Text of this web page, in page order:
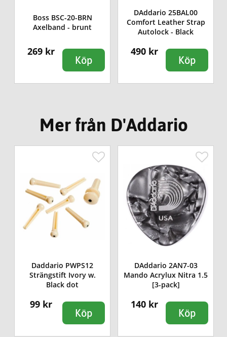
Boss BSC-20-BRN
Axelband - brunt
269 kr
Köp
DAddario 25BAL00
Comfort Leather Strap
Autolock - Black
490 kr
Köp
Mer från D'Addario
Daddario PWPS12
Strängstift Ivory w.
Black dot
99 kr
Köp
DAddario 2AN7-03
Mando Acrylux Nitra 1.5
[3-pack]
140 kr
Köp